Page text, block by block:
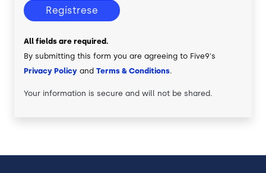
Regístrese
All fields are required.
By submitting this form you are agreeing to Five9's
Privacy Policy and Terms & Conditions.
Your information is secure and will not be shared.